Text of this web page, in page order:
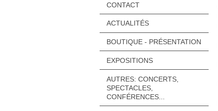
CONTACT
ACTUALITÉS
BOUTIQUE - PRÉSENTATION
EXPOSITIONS
AUTRES: CONCERTS,
SPECTACLES,
CONFÉRENCES...